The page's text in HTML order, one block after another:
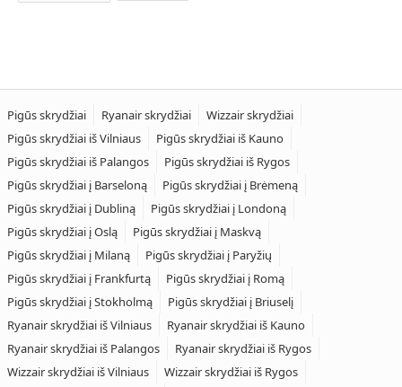
Pigūs skrydžiai Ryanair skrydžiai
Wizzair skrydžiai
Pigūs skrydžiai iš Vilniaus
Pigūs skrydžiai iš Kauno
Pigūs skrydžiai iš Palangos
Pigūs skrydžiai iš Rygos
Pigūs skrydžiai į Barseloną
Pigūs skrydžiai į Brėmeną
Pigūs skrydžiai į Dubliną
Pigūs skrydžiai į Londoną
Pigūs skrydžiai į Oslą
Pigūs skrydžiai į Maskvą
Pigūs skrydžiai į Milaną
Pigūs skrydžiai į Paryžių
Pigūs skrydžiai į Frankfurtą
Pigūs skrydžiai į Romą
Pigūs skrydžiai į Stokholmą
Pigūs skrydžiai į Briuselį
Ryanair skrydžiai iš Vilniaus
Ryanair skrydžiai iš Kauno
Ryanair skrydžiai iš Palangos
Ryanair skrydžiai iš Rygos
Wizzair skrydžiai iš Vilniaus
Wizzair skrydžiai iš Rygos